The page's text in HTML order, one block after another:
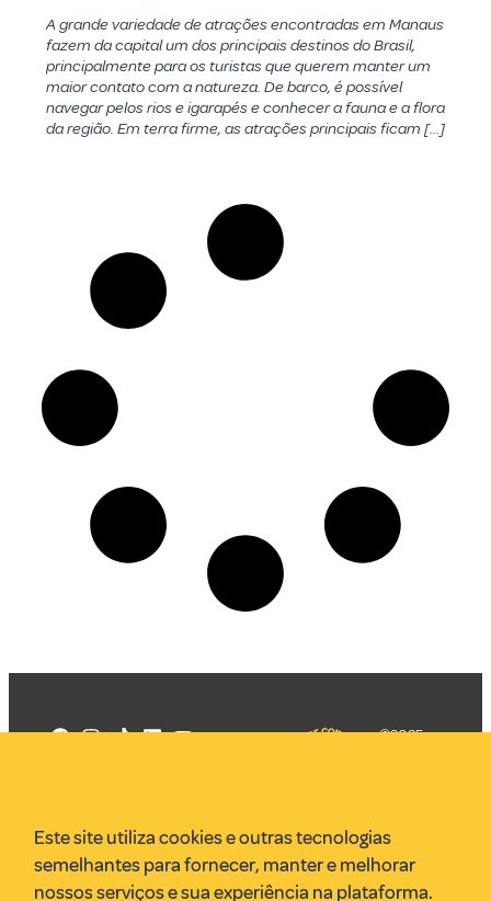
A grande variedade de atrações encontradas em Manaus
fazem da capital um dos principais destinos do Brasil,
principalmente para os turistas que querem manter um
maior contato com a natureza. De barco, é possível
navegar pelos rios e igarapés e conhecer a fauna e a flora
da região. Em terra firme, as atrações principais ficam […]
VR Assessoria
Parcerias
©2025
Este site utiliza cookies e outras tecnologias
semelhantes para fornecer, manter e melhorar
nossos serviços e sua experiência na plataforma.